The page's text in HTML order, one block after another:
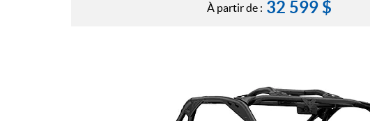
À partir de : 32 599 $